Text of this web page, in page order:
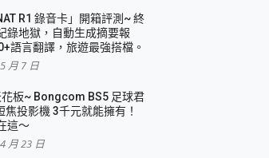
極桌面體驗
R1 錄音卡」開箱評測~ 終
錄地獄，自動生成摘要報
語言翻譯，旅遊最強搭檔。
月 7 日
花板~ Bongcom BS5 足球君
焦投影機 3千元就能擁有！
這～
月 23 日